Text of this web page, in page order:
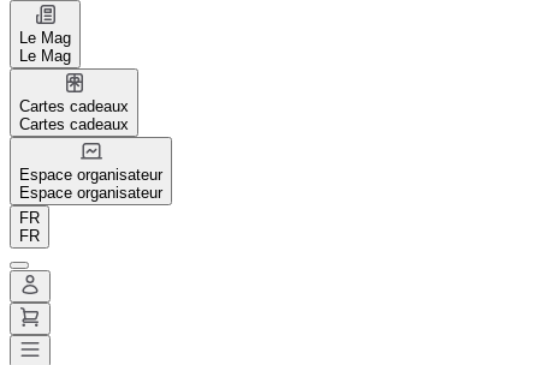
Le Mag
Le Mag
Cartes cadeaux
Cartes cadeaux
Espace organisateur
Espace organisateur
FR
FR